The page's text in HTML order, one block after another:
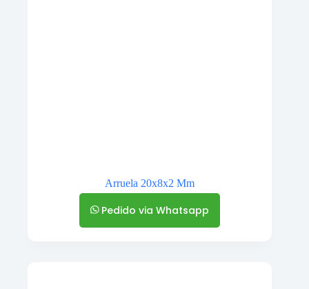
Arruela 20x8x2 Mm
Pedido via Whatsapp